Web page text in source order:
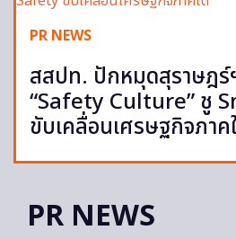
PR NEWS
สสปท. ปักหมุดสุราษฎร์
“Safety Culture” ชู
ขับเคลื่อนเศรษฐกิจภาค
PR NEWS